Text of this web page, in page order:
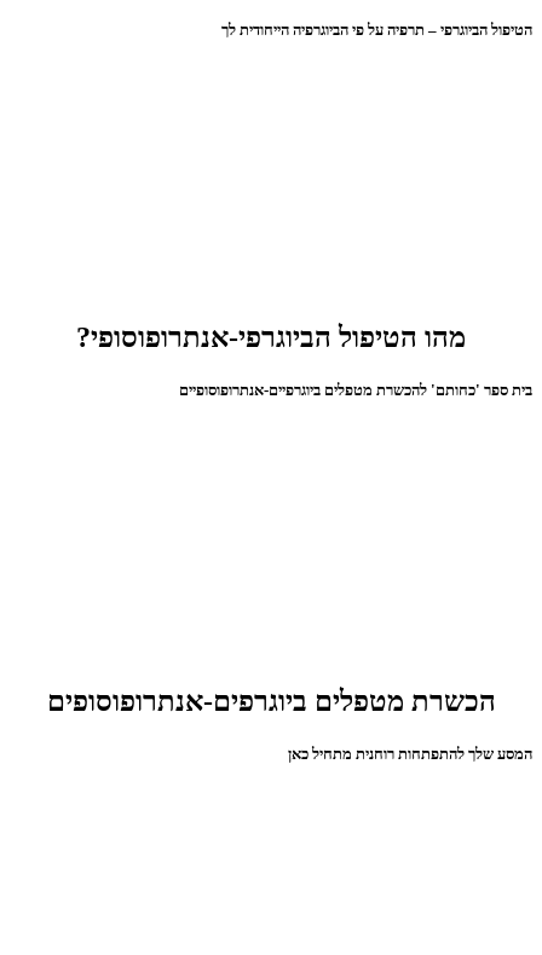
הטיפול הביוגרפי – תרפיה על פי הביוגרפיה הייחודית לך
מהו הטיפול הביוגרפי-אנתרופוסופי?
בית ספר 'כחותם' להכשרת מטפלים ביוגרפיים-אנתרופוסופיים
הכשרת מטפלים ביוגרפים-אנתרופוסופים
המסע שלך להתפתחות רוחנית מתחיל כאן